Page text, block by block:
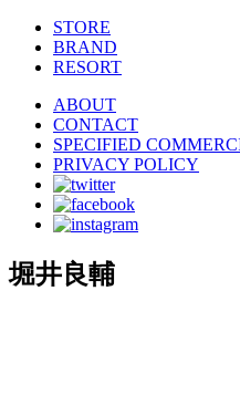
STORE
BRAND
RESORT
ABOUT
CONTACT
SPECIFIED
PRIVACY POLICY
堀井良輔